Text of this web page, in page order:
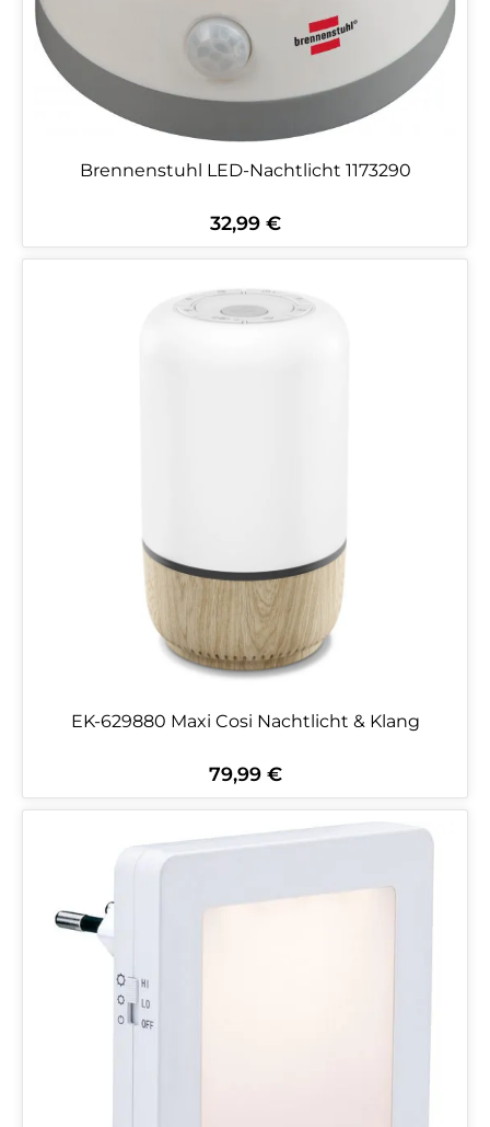
Brennenstuhl LED-Nachtlicht 1173290
Regulärer Preis:
32,99 €
EK-629880 Maxi Cosi Nachtlicht & Klang
Regulärer Preis:
79,99 €